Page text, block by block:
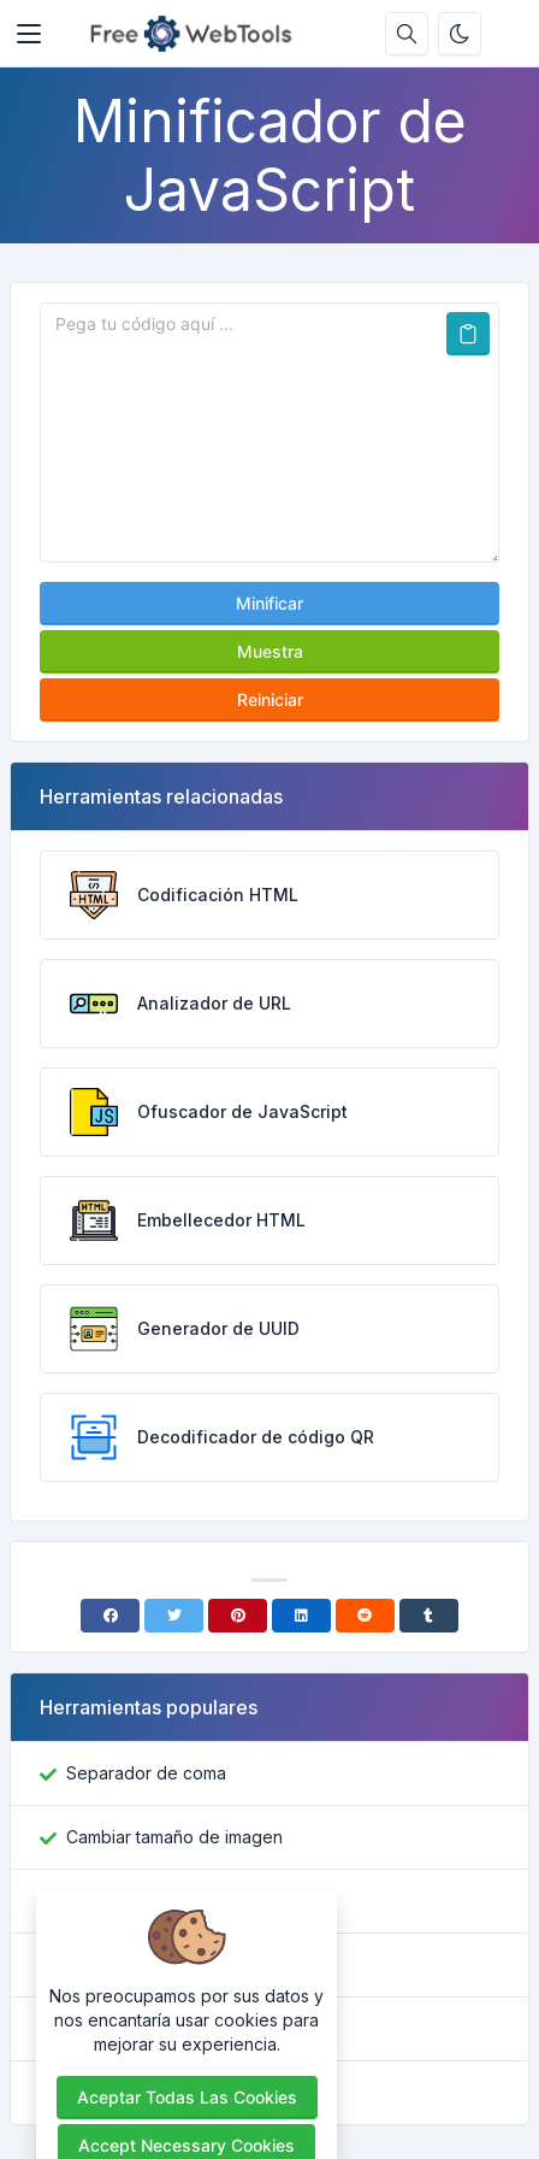
Minificador de
JavaScript
Minificar
Muestra
Reiniciar
Herramientas relacionadas
Codificación HTML
Analizador de URL
Ofuscador de JavaScript
Embellecedor HTML
Generador de UUID
Decodificador de código QR
Herramientas populares
Separador de coma
Cambiar tamaño de imagen
Convertidor de color
Cuál es mi IP
Embellecedor HTML
Nos preocupamos por sus datos y
nos encantaría usar cookies para
mejorar su experiencia.
Aceptar Todas Las Cookies
Accept Necessary Cookies